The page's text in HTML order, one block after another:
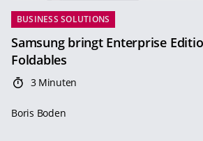
BUSINESS SOLUTIONS
Samsung bringt Enterprise
Foldables
3 Minuten
Boris Boden